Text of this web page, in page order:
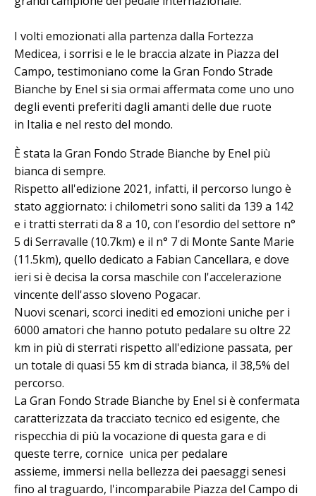
I volti emozionati alla partenza dalla Fortezza
Medicea, i sorrisi e le le braccia alzate in Piazza del
Campo, testimoniano come la Gran Fondo Strade
Bianche by Enel si sia ormai affermata come uno uno
degli eventi preferiti dagli amanti delle due ruote
in Italia e nel resto del mondo.
È stata la Gran Fondo Strade Bianche by Enel più
bianca di sempre.
Rispetto all'edizione 2021, infatti, il percorso lungo è
stato aggiornato: i chilometri sono saliti da 139 a 142
e i tratti sterrati da 8 a 10, con l'esordio del settore n°
5 di Serravalle (10.7km) e il n° 7 di Monte Sante Marie
(11.5km), quello dedicato a Fabian Cancellara, e dove
ieri si è decisa la corsa maschile con l'accelerazione
vincente dell'asso sloveno Pogacar.
Nuovi scenari, scorci inediti ed emozioni uniche per i
6000 amatori che hanno potuto pedalare su oltre 22
km in più di sterrati rispetto all'edizione passata, per
un totale di quasi 55 km di strada bianca, il 38,5% del
percorso.
La Gran Fondo Strade Bianche by Enel si è confermata
caratterizzata da tracciato tecnico ed esigente, che
rispecchia di più la vocazione di questa gara e di
queste terre, cornice unica per pedalare
assieme, immersi nella bellezza dei paesaggi senesi
fino al traguardo, l'incomparabile Piazza del Campo di